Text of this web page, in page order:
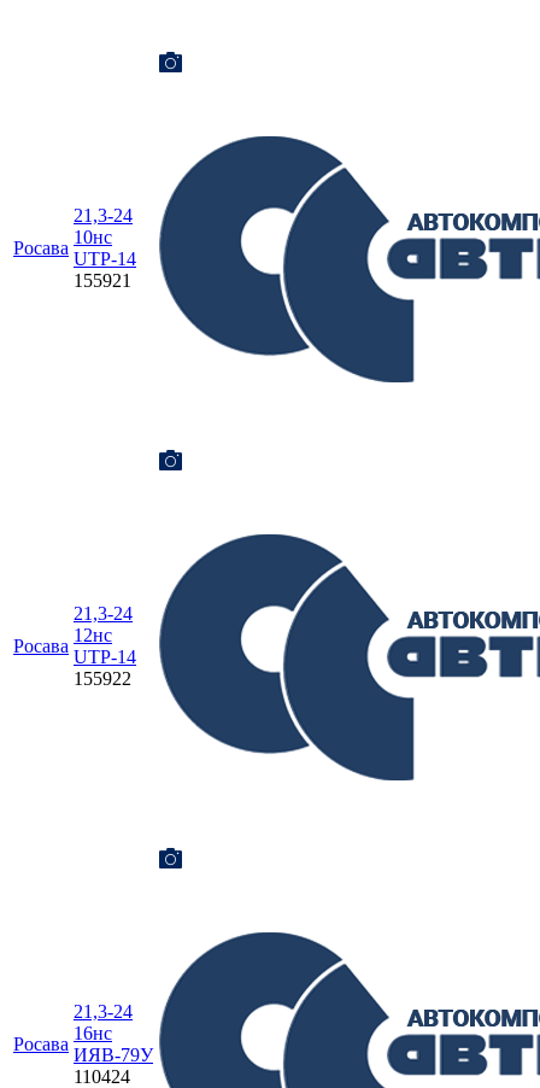
Росава
21,3-24
10нс
UTP-14
155921
Росава
21,3-24
12нс
UTP-14
155922
Росава
21,3-24
16нс
ИЯВ-79У
110424